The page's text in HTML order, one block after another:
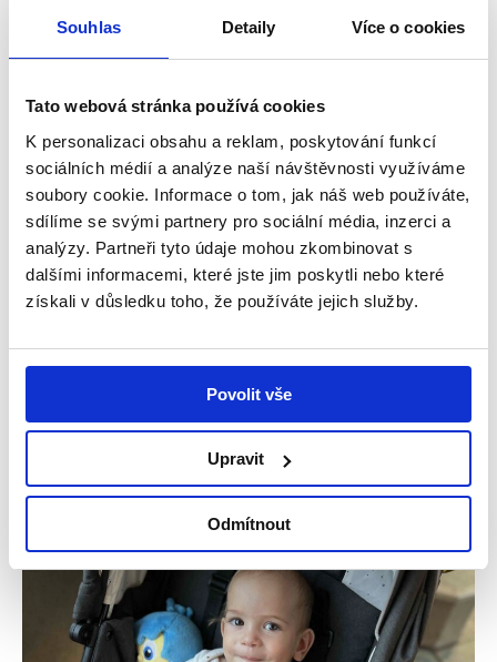
Souhlas Detaily Více o cookies
Tato webová stránka používá cookies
K personalizaci obsahu a reklam, poskytování funkcí
sociálních médií a analýze naší návštěvnosti využíváme
soubory cookie. Informace o tom, jak náš web používáte,
sdílíme se svými partnery pro sociální média, inzerci a
analýzy. Partneři tyto údaje mohou zkombinovat s
dalšími informacemi, které jste jim poskytli nebo které
získali v důsledku toho, že používáte jejich služby.
Povolit vše
Upravit
Odmítnout
Příspěvky od Dobrých andělů jsou pro nás
obrovskou úlevou.Pomáhají nám hradit zvýšené
výdaje na Kubíkovu péči – od dojíždění za
specialisty a placených lékařských konzultací přes
specifické zdravotní či hygienické potřeby až po
doplatky na pomůcky. Díky této pomoci máme
větší jistotu a můžeme Kubíkovi dopřát vše, co ke
rodina. Z celého srdce děkujeme všem Dobrým
andělům, kteří nám pomáhají nést toto těžké
břemeno, a všem posíláme veliké pozdravy.